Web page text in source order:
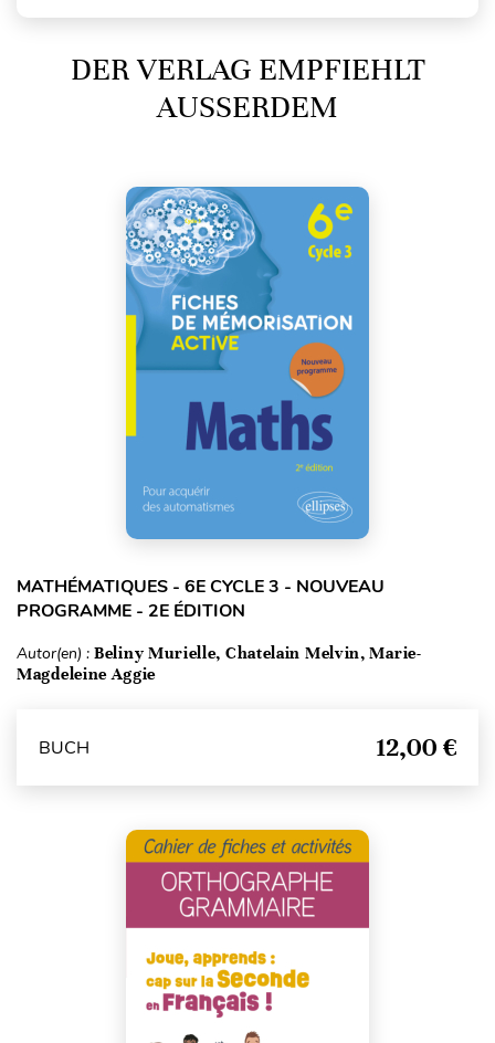
DER VERLAG EMPFIEHLT
AUSSERDEM
MATHÉMATIQUES - 6E CYCLE 3 - NOUVEAU
PROGRAMME - 2E ÉDITION
Autor(en) : Beliny Murielle, Chatelain Melvin, Marie-
Magdeleine Aggie
BUCH 12,00 €